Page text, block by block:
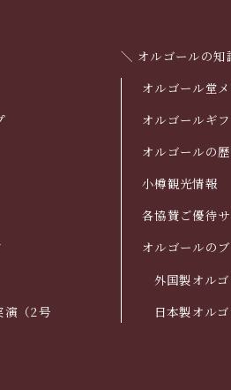
演（2号
＼ オルゴールの知
オルゴール堂
オルゴールギ
オルゴールの
小樽観光情報
各協賛ご優待
オルゴールの
外国製オル
日本製オル